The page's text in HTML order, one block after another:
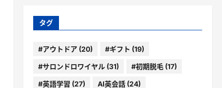
ブ
タグ
#アウトドア(20) #ギフト (19)
#サロンドロワイヤル(31) #初期脱毛(17)
#英語学習 (27) AI英会話(24)